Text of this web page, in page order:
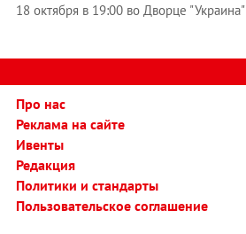
18 октября в 19:00 во Дворце "Украина"
Про нас
Реклама на сайте
Ивенты
Редакция
Политики и стандарты
Пользовательское соглашение